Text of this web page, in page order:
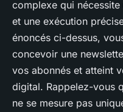
complexe qui
et une exécution
énoncés ci-dessus,
concevoir une
vos abonnés et atteint
digital. Rappelez-vous
ne se mesure pas